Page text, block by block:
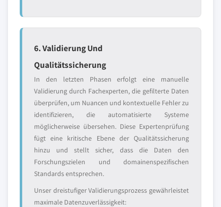
6. Validierung Und
Qualitätssicherung
In den letzten Phasen erfolgt eine manuelle
Validierung durch Fachexperten, die gefilterte Daten
überprüfen, um Nuancen und kontextuelle Fehler zu
identifizieren, die automatisierte Systeme
möglicherweise übersehen. Diese Expertenprüfung
fügt eine kritische Ebene der Qualitätssicherung
hinzu und stellt sicher, dass die Daten den
Forschungszielen und domainenspezifischen
Standards entsprechen.
Unser dreistufiger Validierungsprozess gewährleistet
maximale Datenzuverlässigkeit: